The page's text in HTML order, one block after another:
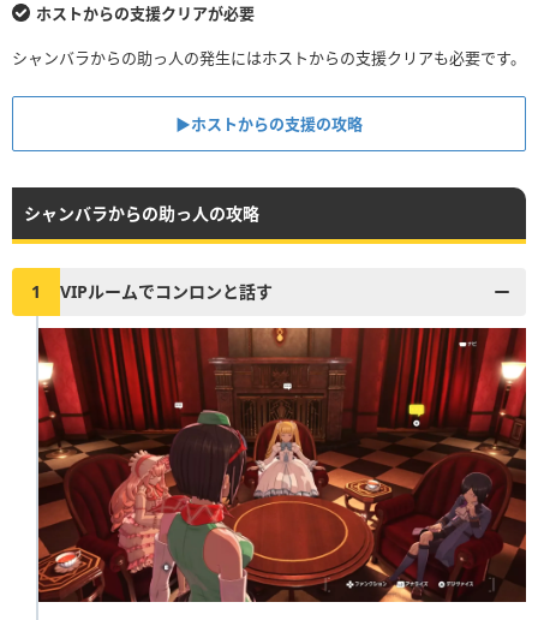
ホストからの支援クリアが必要
シャンバラからの助っ人の発生にはホストからの支援クリアも必要です。
▶︎ホストからの支援の攻略
シャンバラからの助っ人の攻略
1 VIPルームでコンロンと話す